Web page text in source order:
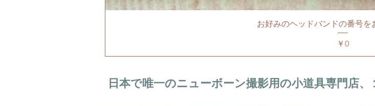
お好みのヘッドバンドの番号を
価格
￥0
日本で唯一のニューボーン撮影用の小道具専門店